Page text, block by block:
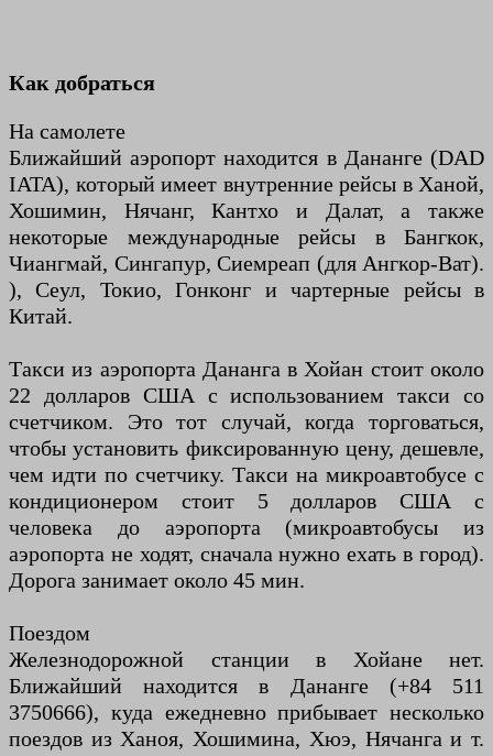
Как добраться
На самолете
Ближайший аэропорт находится в Дананге (DAD
IATA), который имеет внутренние рейсы в Ханой,
Хошимин, Нячанг, Кантхо и Далат, а также
некоторые международные рейсы в Бангкок,
Чиангмай, Сингапур, Сиемреап (для Ангкор-Ват).
), Сеул, Токио, Гонконг и чартерные рейсы в
Китай.
Такси из аэропорта Дананга в Хойан стоит около
22 долларов США с использованием такси со
счетчиком. Это тот случай, когда торговаться,
чтобы установить фиксированную цену, дешевле,
чем идти по счетчику. Такси на микроавтобусе с
кондиционером стоит 5 долларов США с
человека до аэропорта (микроавтобусы из
аэропорта не ходят, сначала нужно ехать в город).
Дорога занимает около 45 мин.
Поездом
Железнодорожной станции в Хойане нет.
Ближайший находится в Дананге (+84 511
3750666), куда ежедневно прибывает несколько
поездов из Ханоя, Хошимина, Хюэ, Нячанга и т.